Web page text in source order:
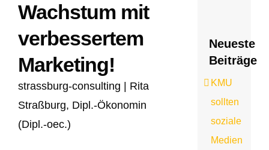
Wachstum mit
verbessertem
Marketing!
strassburg-consulting | Rita
Straßburg, Dipl.-Ökonomin
(Dipl.-oec.)
Neueste
Beiträge
KMU
sollten
soziale
Medien